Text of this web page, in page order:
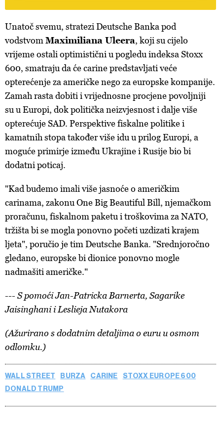
kolačića. Kolačiće u bilo kojem trenutku možete ponovno
ažurirati klikom na „Prikaži detalje“. Privolu možete u bilo
kojem trenutku povući bez negativnih posljedica.
Unatoč svemu, stratezi Deutsche Banka pod
vodstvomMaximiliana Uleera, koji su cijelo
vrijeme ostali optimistični u pogledu indeksa Stoxx
600, smatraju da će carine predstavljati veće
opterećenje za američke nego za europske kompanije.
Zamah rasta dobiti i vrijednosne procjene povoljniji
su u Europi, dok politička neizvjesnost i dalje više
opterećuje SAD. Perspektive fiskalne politike i
kamatnih stopa također više idu u prilog Europi, a
moguće primirje između Ukrajine i Rusije bio bi
dodatni poticaj.
"Kad budemo imali više jasnoće o američkim
carinama, zakonu One Big Beautiful Bill, njemačkom
proračunu, fiskalnom paketu i troškovima za NATO,
tržišta bi se mogla ponovno početi uzdizati krajem
ljeta", poručio je tim Deutsche Banka. "Srednjoročno
gledano, europske bi dionice ponovno mogle
nadmašiti američke."
--- S pomoći Jan-Patricka Barnerta, Sagarike
Jaisinghani i Leslieja Nutakora
(Ažurirano s dodatnim detaljima o euru u osmom
odlomku.)
WALL STREET BURZA CARINE
STOXX EUROPE 600
DONALD TRUMP